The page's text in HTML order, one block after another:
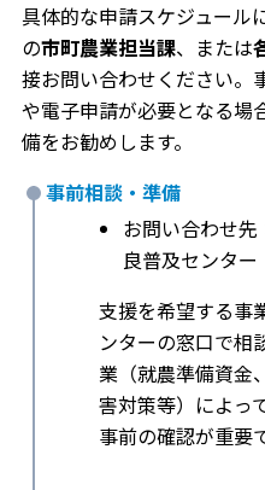
具体的な申請スケジュール
の市町農業担当課、または
接お問い合わせください。
や電子申請が必要となる場
備をお勧めします。
事前相談・準備
お問い合わせ
良普及センター
支援を希望する事
ンターの窓口で相
業（就農準備資金
害対策等）によっ
事前の確認が重要